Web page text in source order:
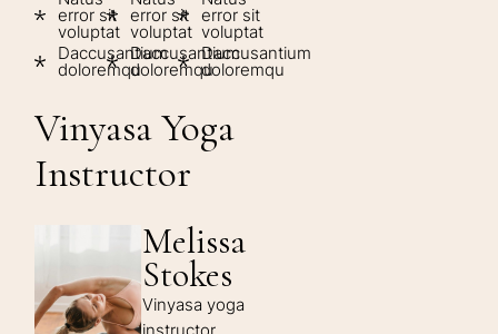
error sit
voluptat
Daccusantium
doloremqu
error sit
voluptat
Daccusantium
doloremqu
error sit
voluptat
Daccusantium
doloremqu
Vinyasa Yoga
Instructor
Melissa
Stokes
Vinyasa yoga